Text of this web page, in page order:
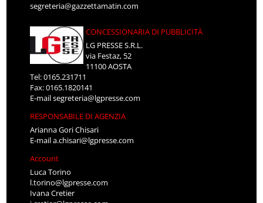
segreteria@gazzettamatin.com
CONCESSIONARIA DI PUBBLICITÀ
LG PRESSE S.R.L.
via Festaz, 52
11100 AOSTA
Tel: 0165.231711
Fax: 0165.1820141
E-mailsegreteria@lgpresse.com
RESPONSABILE DI AGENZIA
Arianna Gori Chisari
E-maila.chisari@lgpresse.com
Account
Luca Torino
l.torino@lgpresse.com
Ivana Cretier